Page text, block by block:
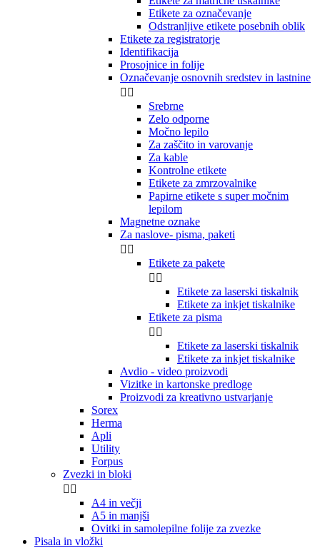
Etikete za označevanje
Odstranljive etikete posebnih oblik
Etikete za registratorje
Identifikacija
Prosojnice in folije
Označevanje osnovnih sredstev in lastnine
 
Srebrne
Zelo odporne
Močno lepilo
Za zaščito in varovanje
Za kable
Kontrolne etikete
Etikete za zmrzovalnike
Papirne etikete s super močnim
lepilom
Magnetne oznake
Za naslove- pisma, paketi
 
Etikete za pakete
 
Etikete za laserski tiskalnik
Etikete za inkjet tiskalnike
Etikete za pisma
 
Etikete za laserski tiskalnik
Etikete za inkjet tiskalnike
Avdio - video proizvodi
Vizitke in kartonske predloge
Proizvodi za kreativno ustvarjanje
Sorex
Herma
Apli
Utility
Forpus
Zvezki in bloki
 
A4 in večji
A5 in manjši
Ovitki in samolepilne folije za zvezke
Pisala in vložki